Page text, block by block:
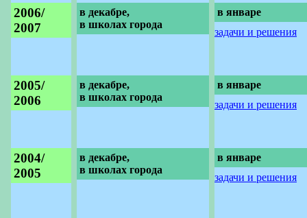
2006/
2007
в декабре,
в школах города
в январе
задачи и решения
2005/
2006
в декабре,
в школах города
в январе
задачи и решения
2004/
2005
в декабре,
в школах города
в январе
задачи и решения